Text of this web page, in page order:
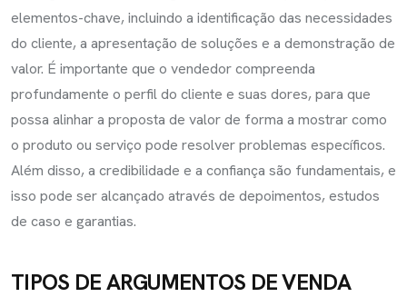
elementos-chave, incluindo a identificação das necessidades
do cliente, a apresentação de soluções e a demonstração de
valor. É importante que o vendedor compreenda
profundamente o perfil do cliente e suas dores, para que
possa alinhar a proposta de valor de forma a mostrar como
o produto ou serviço pode resolver problemas específicos.
Além disso, a credibilidade e a confiança são fundamentais, e
isso pode ser alcançado através de depoimentos, estudos
de caso e garantias.
TIPOS DE ARGUMENTOS DE VENDA